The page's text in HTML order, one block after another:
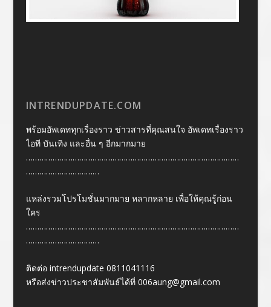
INTRENDUPDATE.COM
พร้อมอัพเดททุกเรื่องราว ข่าวสารที่คุณสนใจ อัพเดทเรื่องราว
ไอที บันเทิง และอื่น ๆ อีกมากมาย
……………………………………………………………………………………
……………………………
แหล่งรวมโปรโมชั่นมากมาย หลากหลาย เพื่อให้คุณรู้ก่อน
ใคร
……………………………………………………………………………………
……………………………
ติดต่อ intrendupdate 0811041116
หรือส่งข่าวประชาสัมพันธ์ได้ที่ 006aung@gmail.com